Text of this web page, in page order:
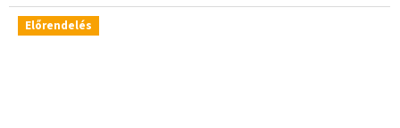
Előrendelés